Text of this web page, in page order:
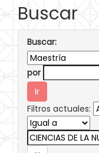
Buscar
Buscar:
por
Filtros actuales: